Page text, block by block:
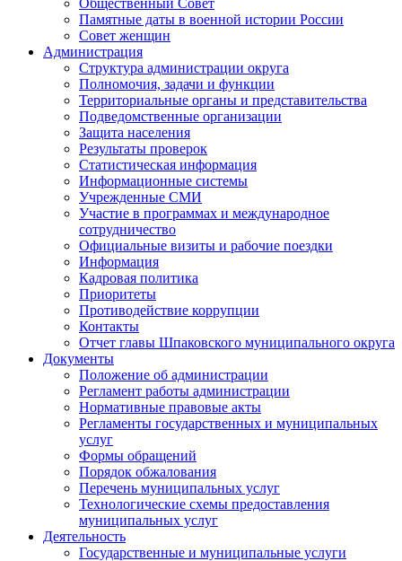
Общественный Совет
Памятные даты в военной истории России
Совет женщин
Администрация
Структура администрации округа
Полномочия, задачи и функции
Территориальные органы и представительства
Подведомственные организации
Защита населения
Результаты проверок
Статистическая информация
Информационные системы
Учрежденные СМИ
Участие в программах и международное
сотрудничество
Официальные визиты и рабочие поездки
Информация
Кадровая политика
Приоритеты
Противодействие коррупции
Контакты
Отчет главы Шпаковского муниципального округа
Документы
Положение об администрации
Регламент работы администрации
Нормативные правовые акты
Регламенты государственных и муниципальных
услуг
Формы обращений
Порядок обжалования
Перечень муниципальных услуг
Технологические схемы предоставления
муниципальных услуг
Деятельность
Государственные и муниципальные услуги